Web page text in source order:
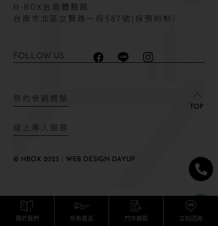
H-BOX台南體驗館
台南市北區立賢路一段587號(採預約制）
FOLLOW US
預約參觀體驗
線上專人服務
© HBOX 2023｜WEB DESIGN DAYUP
關於我們 所有產品 門市據點 立刻諮詢